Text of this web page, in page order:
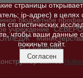
бюджетное
учреждение
Министерства
РСО-Алания.
сайтов
страницы
ip-адрес) в
статистических
чтобы ваши данные
покиньте сайт.
Согласен